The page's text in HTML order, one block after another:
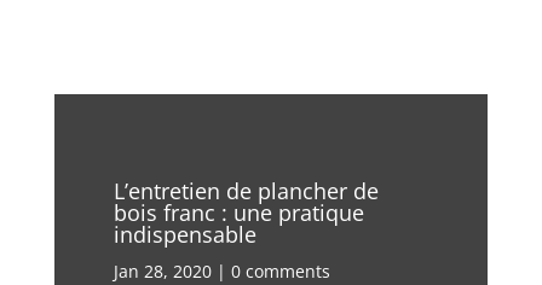
L’entretien de plancher de
bois franc : une pratique
indispensable
Jan 28, 2020 |0 comments